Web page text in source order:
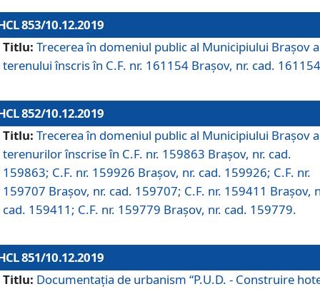
853/10.12.2019
Titlu: Trecerea în domeniul public al Municipiului Braşov a
terenului înscris în C.F. nr. 161154 Brașov, nr. cad.
852/10.12.2019
Titlu: Trecerea în domeniul public al Municipiului Braşov a
terenurilor înscrise în C.F. nr. 159863 Brașov, nr. cad.
159863; C.F. nr. 159926 Brașov, nr. cad. 159926; C.F. nr.
159707 Brașov, nr. cad. 159707; C.F. nr. 159411 Brașov,
cad. 159411; C.F. nr. 159779 Brașov, nr. cad. 159779.
851/10.12.2019
Titlu: Documentaţia de urbanism “P.U.D. - Construire